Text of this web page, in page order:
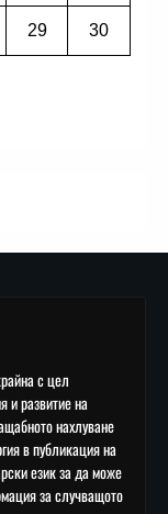
29 30
с цел
и развитие на
нахлуване
в публикация на
език за да може
за случващото